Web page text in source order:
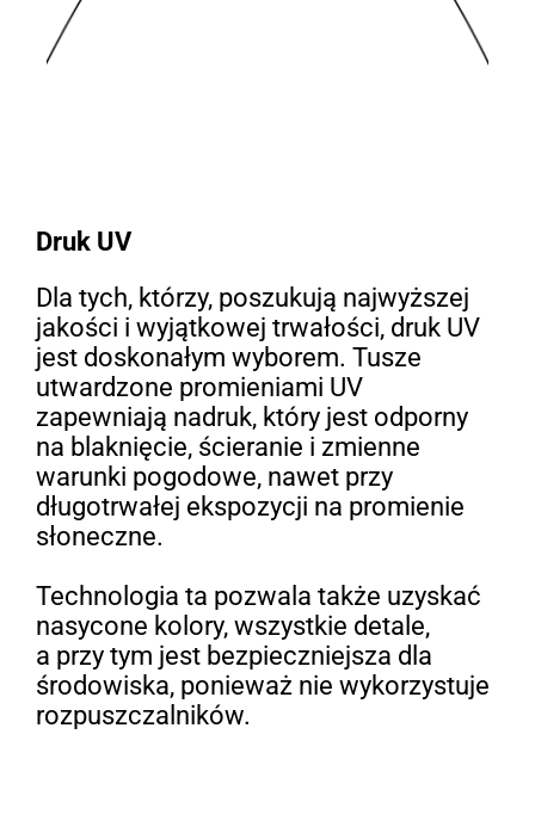
Druk UV
Dla tych, którzy, poszukują najwyższej
jakości i wyjątkowej trwałości, druk UV
jest doskonałym wyborem. Tusze
utwardzone promieniami UV
zapewniają nadruk, który jest odporny
na blaknięcie, ścieranie i zmienne
warunki pogodowe, nawet przy
długotrwałej ekspozycji na promienie
słoneczne.
Technologia ta pozwala także uzyskać
nasycone kolory, wszystkie detale,
a przy tym jest bezpieczniejsza dla
środowiska, ponieważ nie wykorzystuje
rozpuszczalników.